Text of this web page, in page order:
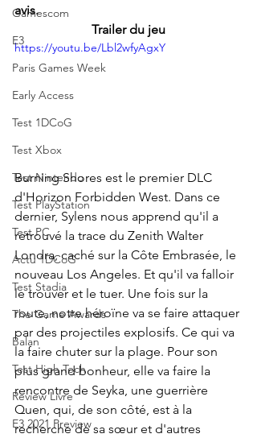
Gamescom
E3
Paris Games Week
Early Access
Test 1DCoG
Test Xbox
Test Nintendo
Test PlayStation
Test PC
Actu 1DCoG
Test Stadia
The Game Awards
Balan
Test High Tech
Review Livre
E3 2021 Preview
avis.
Trailer du jeu
https://youtu.be/Lbl2wfyAgxY
Burning Shores est le premier DLC
d'Horizon Forbidden West. Dans ce
dernier, Sylens nous apprend qu'il a
retrouvé la trace du Zenith Walter
Londra, caché sur la Côte Embrasée, le
nouveau Los Angeles. Et qu'il va falloir
le trouver et le tuer. Une fois sur la
route, notre héroïne va se faire attaquer
par des projectiles explosifs. Ce qui va
la faire chuter sur la plage. Pour son
plus grand bonheur, elle va faire la
rencontre de Seyka, une guerrière
Quen, qui, de son côté, est à la
recherche de sa sœur et d'autres